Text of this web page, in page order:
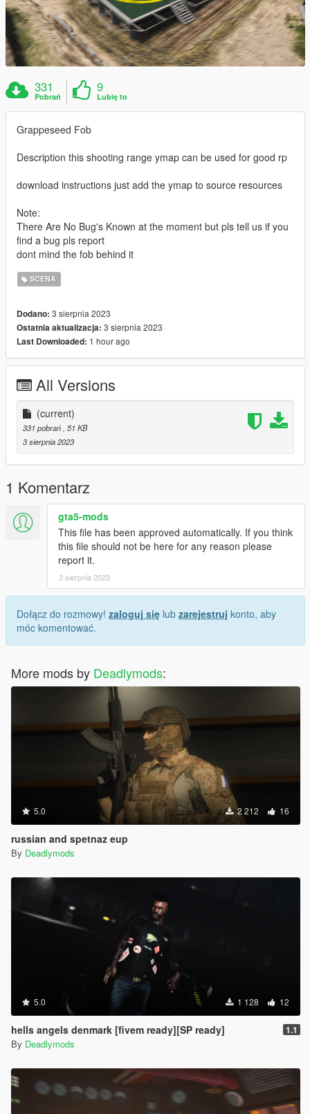
331
Pobrań
9
Lubię to
Grappeseed Fob
Description this shooting range ymap can be used for good rp
download instructions just add the ymap to source resources
Note:
There Are No Bug's Known at the moment but pls tell us if you
find a bug pls report
dont mind the fob behind it
SCENA
Dodano: 3 sierpnia 2023
Ostatnia aktualizacja: 3 sierpnia 2023
Last Downloaded: 1 hour ago
All Versions
(current)
331 pobrań , 51 KB
3 sierpnia 2023
1 Komentarz
gta5-mods
This file has been approved automatically. If you think
this file should not be here for any reason please
report it.
3 sierpnia 2023
Dołącz do rozmowy! zaloguj się lub zarejestruj konto, aby
móc komentować.
More mods by Deadlymods:
5.0 2 212 16
russian and spetnaz eup
By Deadlymods
5.0 1 128 12
hells angels denmark [fivem ready][SP ready] 1.1
By Deadlymods